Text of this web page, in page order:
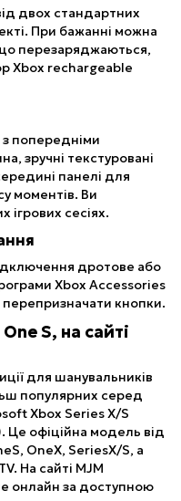
двох стандартних
При бажанні можна
перезаряджаються,
Xbox rechargeable
попередніми
зручні текстуровані
панелі для
моментів. Ви
сесіях.
дротове або
Xbox Accessories
кнопки.
S, на сайті
для шанувальників
популярних серед
Xbox Series X/S
офіційна модель від
OneX, SeriesX/S, а
На сайті MJM
онлайн за доступною